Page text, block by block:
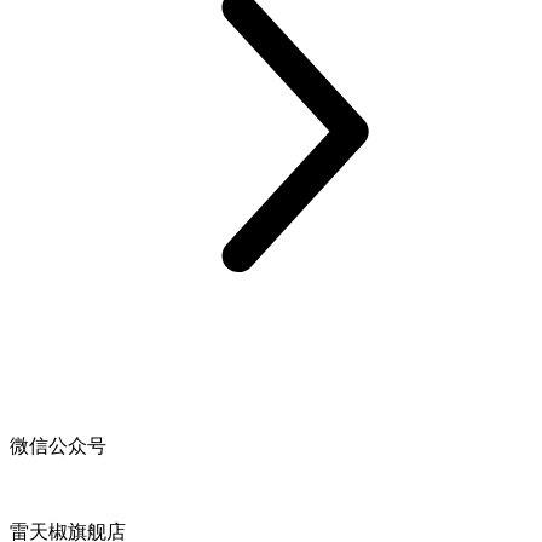
微信公众号
雷天椒旗舰店